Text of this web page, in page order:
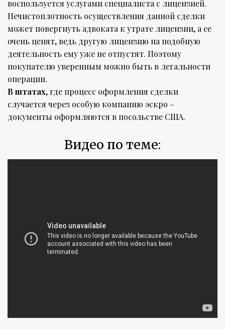
воспользуется услугами специалиста с лицензией.
Нечистоплотность осуществления данной сделки
может повергнуть адвоката к утрате лицензии, а ее
очень ценят, ведь другую лицензию на подобную
деятельность ему уже не отпустят. Поэтому
покупателю уверенным можно быть в легальности
операции.
В штатах, где процесс оформления сделки
случается через особую компанию эскро –
документы оформляются в посольстве США.
Видео по теме: